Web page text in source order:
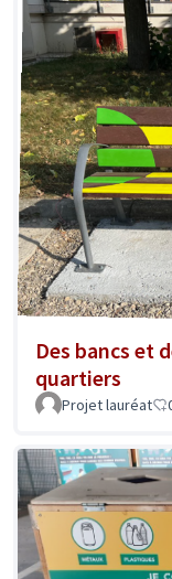
Des bancs et
quartiers
Projet lauréat